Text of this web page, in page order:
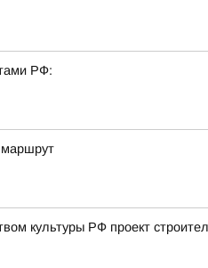
РФ:
культуры РФ проект